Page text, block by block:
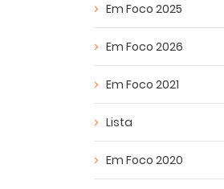
Em Foco 2025
Em Foco 2026
Em Foco 2021
Lista
Em Foco 2020